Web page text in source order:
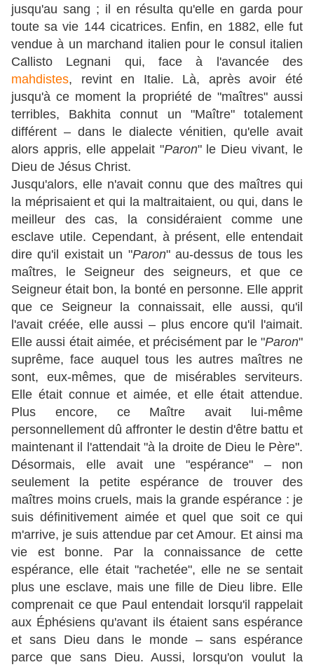
jusqu'au sang ; il en résulta qu'elle en garda pour
toute sa vie 144 cicatrices. Enfin, en 1882, elle fut
vendue à un marchand italien pour le consul italien
Callisto Legnani qui, face à l'avancée des
mahdistes, revint en Italie. Là, après avoir été
jusqu'à ce moment la propriété de "maîtres" aussi
terribles, Bakhita connut un "Maître" totalement
différent – dans le dialecte vénitien, qu'elle avait
alors appris, elle appelait "Paron" le Dieu vivant, le
Dieu de Jésus Christ.
Jusqu'alors, elle n'avait connu que des maîtres qui
la méprisaient et qui la maltraitaient, ou qui, dans le
meilleur des cas, la considéraient comme une
esclave utile. Cependant, à présent, elle entendait
dire qu'il existait un "Paron" au-dessus de tous les
maîtres, le Seigneur des seigneurs, et que ce
Seigneur était bon, la bonté en personne. Elle apprit
que ce Seigneur la connaissait, elle aussi, qu'il
l'avait créée, elle aussi – plus encore qu'il l'aimait.
Elle aussi était aimée, et précisément par le "Paron"
suprême, face auquel tous les autres maîtres ne
sont, eux-mêmes, que de misérables serviteurs.
Elle était connue et aimée, et elle était attendue.
Plus encore, ce Maître avait lui-même
personnellement dû affronter le destin d'être battu et
maintenant il l'attendait "à la droite de Dieu le Père".
Désormais, elle avait une "espérance" – non
seulement la petite espérance de trouver des
maîtres moins cruels, mais la grande espérance : je
suis définitivement aimée et quel que soit ce qui
m'arrive, je suis attendue par cet Amour. Et ainsi ma
vie est bonne. Par la connaissance de cette
espérance, elle était "rachetée", elle ne se sentait
plus une esclave, mais une fille de Dieu libre. Elle
comprenait ce que Paul entendait lorsqu'il rappelait
aux Éphésiens qu'avant ils étaient sans espérance
et sans Dieu dans le monde – sans espérance
parce que sans Dieu. Aussi, lorsqu'on voulut la